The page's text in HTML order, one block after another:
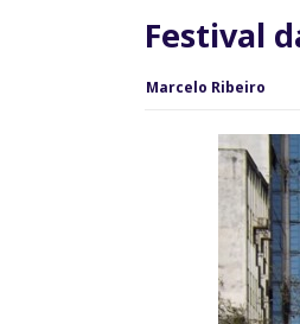
Festival
Marcelo Ribeiro